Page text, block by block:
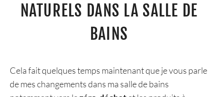
NATURELS DANS LA SALLE DE
BAINS
Cela fait quelques temps maintenant que je vous parle
de mes changements dans ma salle de bains